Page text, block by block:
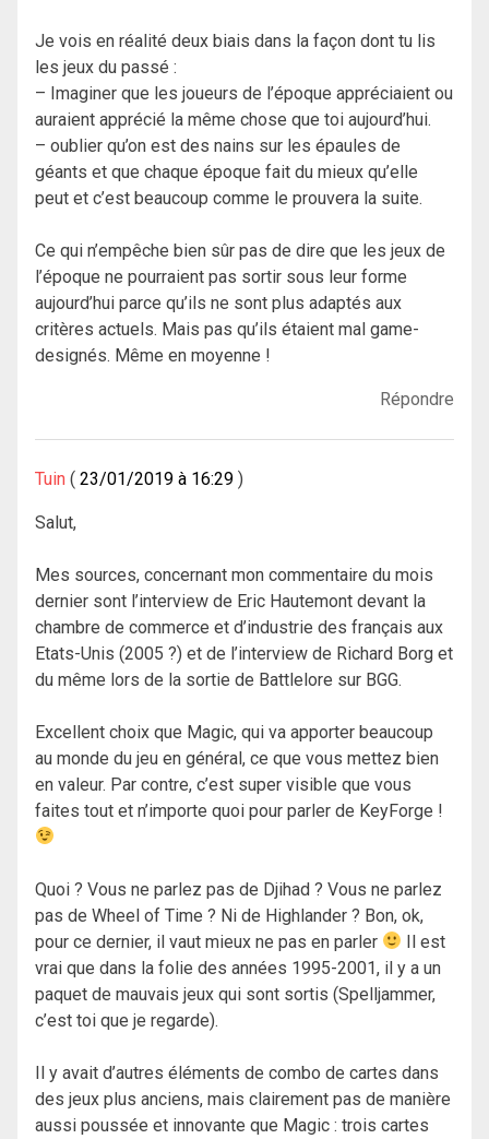
Je vois en réalité deux biais dans la façon dont tu lis
les jeux du passé :
– Imaginer que les joueurs de l’époque appréciaient ou
auraient apprécié la même chose que toi aujourd’hui.
– oublier qu’on est des nains sur les épaules de
géants et que chaque époque fait du mieux qu’elle
peut et c’est beaucoup comme le prouvera la suite.
Ce qui n’empêche bien sûr pas de dire que les jeux de
l’époque ne pourraient pas sortir sous leur forme
aujourd’hui parce qu’ils ne sont plus adaptés aux
critères actuels. Mais pas qu’ils étaient mal game-
designés. Même en moyenne !
Répondre
Tuin 23/01/2019 à 16:29
Salut,
Mes sources, concernant mon commentaire du mois
dernier sont l’interview de Eric Hautemont devant la
chambre de commerce et d’industrie des français aux
Etats-Unis (2005 ?) et de l’interview de Richard Borg et
du même lors de la sortie de Battlelore sur BGG.
Excellent choix que Magic, qui va apporter beaucoup
au monde du jeu en général, ce que vous mettez bien
en valeur. Par contre, c’est super visible que vous
faites tout et n’importe quoi pour parler de KeyForge !
Quoi ? Vous ne parlez pas de Djihad ? Vous ne parlez
pas de Wheel of Time ? Ni de Highlander ? Bon, ok,
pour ce dernier, il vaut mieux ne pas en parler
Il est
vrai que dans la folie des années 1995-2001, il y a un
paquet de mauvais jeux qui sont sortis (Spelljammer,
c’est toi que je regarde).
Il y avait d’autres éléments de combo de cartes dans
des jeux plus anciens, mais clairement pas de manière
aussi poussée et innovante que Magic : trois cartes